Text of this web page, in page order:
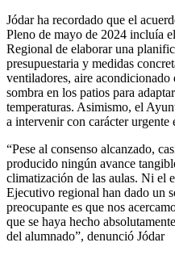
Jódar ha recordado que el
Pleno de mayo de 2024 incluía
Regional de elaborar una
presupuestaria y medidas
ventiladores, aire acondicionado
sombra en los patios para
temperaturas. Asimismo, el
a intervenir con carácter urgente
“Pese al consenso alcanzado,
producido ningún avance
climatización de las aulas. Ni el
Ejecutivo regional han dado un
preocupante es que nos
que se haya hecho
del alumnado”, denunció Jódar